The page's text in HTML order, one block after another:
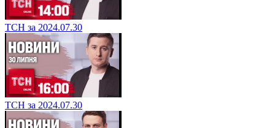
ТСН за 2024.07.30
ТСН за 2024.07.30